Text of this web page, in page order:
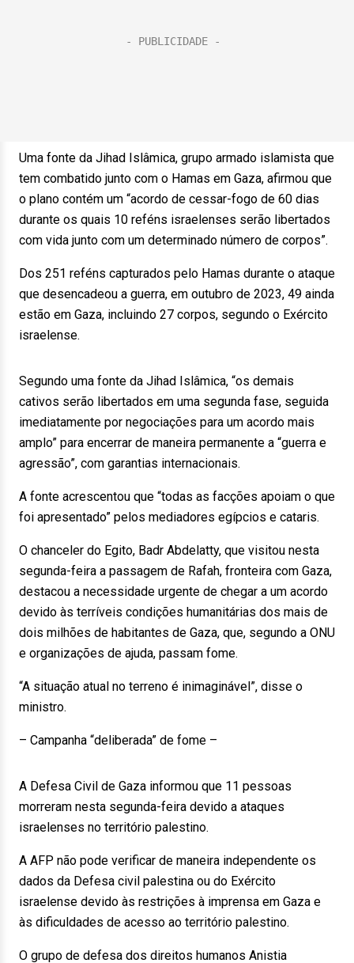
Uma fonte da Jihad Islâmica, grupo armado islamista que
tem combatido junto com o Hamas em Gaza, afirmou que
o plano contém um “acordo de cessar-fogo de 60 dias
durante os quais 10 reféns israelenses serão libertados
com vida junto com um determinado número de corpos”.
Dos 251 reféns capturados pelo Hamas durante o ataque
que desencadeou a guerra, em outubro de 2023, 49 ainda
estão em Gaza, incluindo 27 corpos, segundo o Exército
israelense.
Segundo uma fonte da Jihad Islâmica, “os demais
cativos serão libertados em uma segunda fase, seguida
imediatamente por negociações para um acordo mais
amplo” para encerrar de maneira permanente a “guerra e
agressão”, com garantias internacionais.
A fonte acrescentou que “todas as facções apoiam o que
foi apresentado” pelos mediadores egípcios e cataris.
O chanceler do Egito, Badr Abdelatty, que visitou nesta
segunda-feira a passagem de Rafah, fronteira com Gaza,
destacou a necessidade urgente de chegar a um acordo
devido às terríveis condições humanitárias dos mais de
dois milhões de habitantes de Gaza, que, segundo a ONU
e organizações de ajuda, passam fome.
“A situação atual no terreno é inimaginável”, disse o
ministro.
– Campanha “deliberada” de fome –
A Defesa Civil de Gaza informou que 11 pessoas
morreram nesta segunda-feira devido a ataques
israelenses no território palestino.
A AFP não pode verificar de maneira independente os
dados da Defesa civil palestina ou do Exército
israelense devido às restrições à imprensa em Gaza e
às dificuldades de acesso ao território palestino.
O grupo de defesa dos direitos humanos Anistia